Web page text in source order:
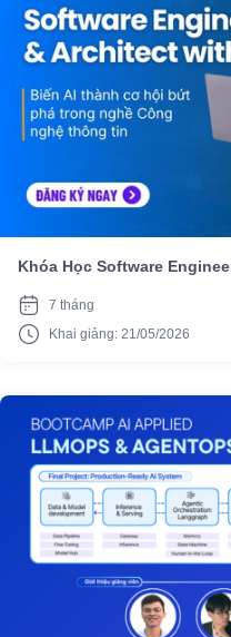
Khóa Học Software
7 tháng
Khai giảng: 21/05/2026